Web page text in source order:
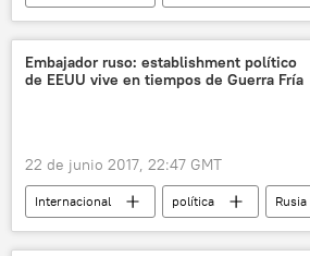
EEUU
Utah
incendio
incendios forestales
noticias
Embajador ruso: establishment político
de EEUU vive en tiempos de Guerra Fría
22 de junio 2017, 22:47 GMT
Internacional política
Rusia
América del Norte
EEUU